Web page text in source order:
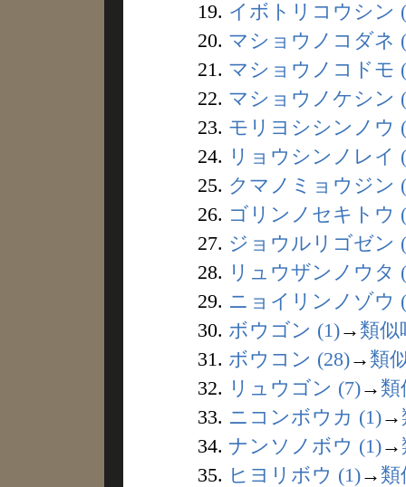
19. イボトリコウシン
20. マショウノコダネ
21. マショウノコドモ
22. マショウノケシン
23. モリヨシシンノウ
24. リョウシンノレイ
25. クマノミョウジン
26. ゴリンノセキトウ
27. ジョウルリゴゼン
28. リュウザンノウタ
29. ニョイリンノゾウ
30. ボウゴン (1)→ 類似
31. ボウコン (28)→ 類
32. リュウゴン (7)→ 類
33. ニコンボウカ (1)→
34. ナンソノボウ (1)→
35. ヒヨリボウ (1)→ 類